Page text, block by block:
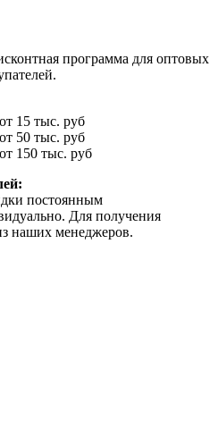
программа для оптовых
15 тыс. руб
50 тыс. руб
150 тыс. руб
постоянным
Для получения
наших менеджеров.